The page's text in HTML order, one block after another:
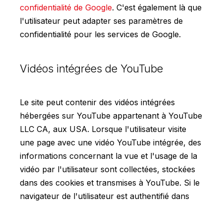
confidentialité de Google. C'est également là que
l'utilisateur peut adapter ses paramètres de
confidentialité pour les services de Google.
Vidéos intégrées de YouTube
Le site peut contenir des vidéos intégrées
hébergées sur YouTube appartenant à YouTube
LLC CA, aux USA. Lorsque l'utilisateur visite
une page avec une vidéo YouTube intégrée, des
informations concernant la vue et l'usage de la
vidéo par l'utilisateur sont collectées, stockées
dans des cookies et transmises à YouTube. Si le
navigateur de l'utilisateur est authentifié dans